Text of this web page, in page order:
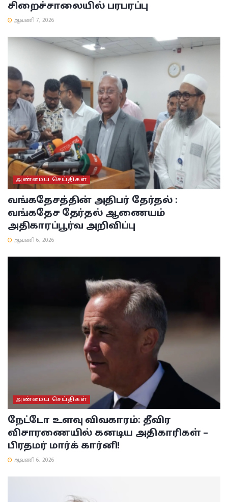
சிறைச்சாலையில் பரபரப்பு
ஆவணி 7, 2026
அண்மைய செய்திகள்
வங்கதேசத்தின் அதிபர் தேர்தல் :
வங்கதேச தேர்தல் ஆணையம்
அதிகாரப்பூர்வ அறிவிப்பு
ஆவணி 6, 2026
அண்மைய செய்திகள்
நேட்டோ உளவு விவகாரம்: தீவிர
விசாரணையில் கனடிய அதிகாரிகள் –
பிரதமர் மார்க் கார்னி!
ஆவணி 6, 2026